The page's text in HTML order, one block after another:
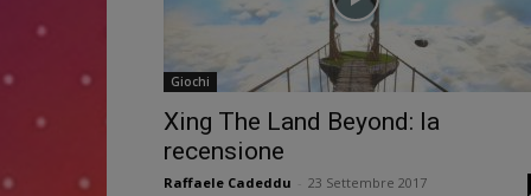
Giochi
Xing The Land Beyond: la
recensione
Raffaele Cadeddu 23 Settembre 2017